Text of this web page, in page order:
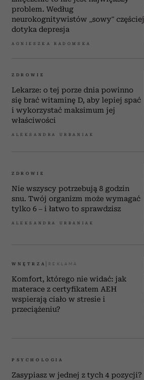
problem. Według
neurokognitywistów „sowy” częściej
dotyka depresja
AGNIESZKA RADOMSKA
ZDROWIE
Lekarze: o tej porze dnia powinno
się brać witaminę D, aby lepiej spać
i wykorzystać maksimum jej
właściwości
ALEKSANDRA URBANIAK
ZDROWIE
Nie wszyscy potrzebują 8 godzin
snu. Twój organizm może wymagać
tylko 6 – i łatwo to sprawdzisz
ALEKSANDRA URBANIAK
WNĘTRZA
Komfort, którego nie widać: jak
materace z certyfikatem AEH
wspierają ciało w stresie i
przeciążeniu?
PSYCHOLOGIA
Zasypiasz w jednej z tych 4 pozycji?